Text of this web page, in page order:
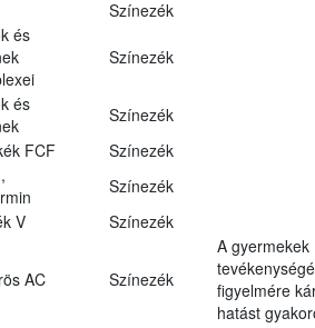
Színezék
és
Színezék
és
Színezék
FCF
Színezék
Színezék
V Színezék
AC Színezék
A gyermekek
figyelmére
hatást